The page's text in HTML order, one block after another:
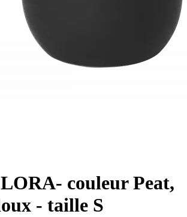
couleur Peat,
- taille S